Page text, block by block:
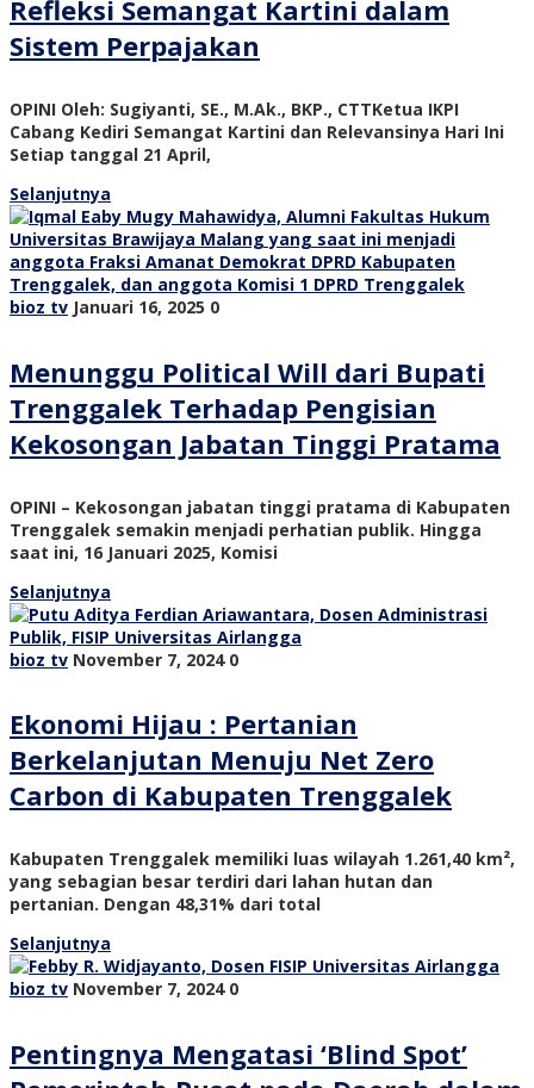
Refleksi Semangat Kartini dalam
Sistem Perpajakan
OPINI Oleh: Sugiyanti, SE., M.Ak., BKP., CTTKetua IKPI
Cabang Kediri Semangat Kartini dan Relevansinya Hari Ini
Setiap tanggal 21 April,
Selanjutnya
bioz tv Januari 16, 2025 0
Menunggu Political Will dari Bupati
Trenggalek Terhadap Pengisian
Kekosongan Jabatan Tinggi Pratama
OPINI – Kekosongan jabatan tinggi pratama di Kabupaten
Trenggalek semakin menjadi perhatian publik. Hingga
saat ini, 16 Januari 2025, Komisi
Selanjutnya
bioz tv November 7, 2024 0
Ekonomi Hijau : Pertanian
Berkelanjutan Menuju Net Zero
Carbon di Kabupaten Trenggalek
Kabupaten Trenggalek memiliki luas wilayah 1.261,40 km²,
yang sebagian besar terdiri dari lahan hutan dan
pertanian. Dengan 48,31% dari total
Selanjutnya
bioz tv November 7, 2024 0
Pentingnya Mengatasi ‘Blind Spot’